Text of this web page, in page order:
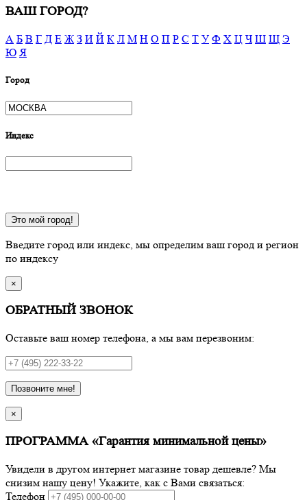
ВАШ ГОРОД?
А Б В Г Д Е Ж З И Й К Л М Н О П Р С Т У Ф Х Ц Ч Ш Щ Э
Ю Я
Город
Индекс
Это мой город!
Введите город или индекс, мы определим ваш город и регион
по индексу
×
ОБРАТНЫЙ ЗВОНОК
Оставьте ваш номер телефона, а мы вам перезвоним:
Позвоните мне!
×
ПРОГРАММА «Гарантия минимальной цены»
Увидели в другом интернет магазине товар дешевле? Мы
снизим нашу цену! Укажите, как с Вами связаться:
Телефон